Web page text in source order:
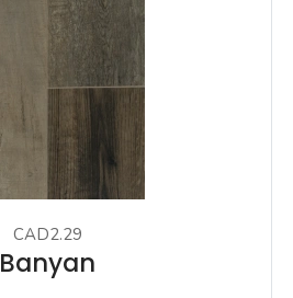
CAD2.29
Banyan